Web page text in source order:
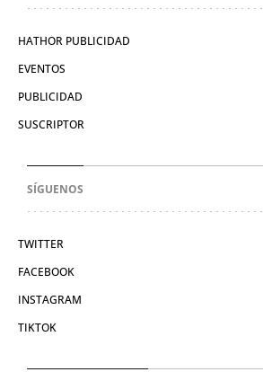
HATHOR PUBLICIDAD
EVENTOS
PUBLICIDAD
SUSCRIPTOR
SÍGUENOS
TWITTER
FACEBOOK
INSTAGRAM
TIKTOK